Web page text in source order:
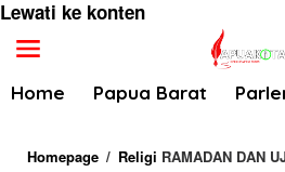
Lewati ke konten
Home Papua Barat
Homepage / Religi RAMADAN DAN